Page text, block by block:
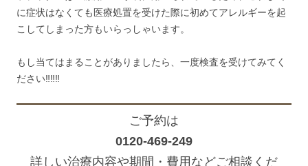
に症状はなくても医療処置を受けた際に初めてアレルギーを起
こしてしまった方もいらっしゃいます。
もし当てはまることがありましたら、一度検査を受けてみてく
ださい‼‼‼
ご予約は
0120-469-249
詳しい治療内容や期間・費用などご相談くだ